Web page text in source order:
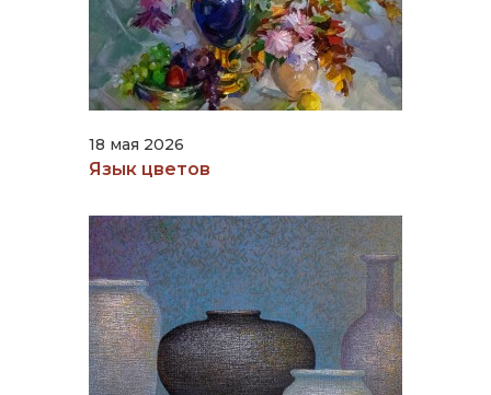
18 мая 2026
Язык цветов